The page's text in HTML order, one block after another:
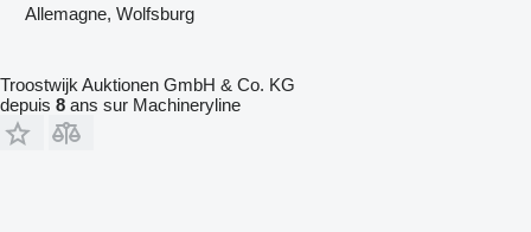
Allemagne, Wolfsburg
Troostwijk Auktionen GmbH & Co. KG
depuis 8 ans sur Machineryline